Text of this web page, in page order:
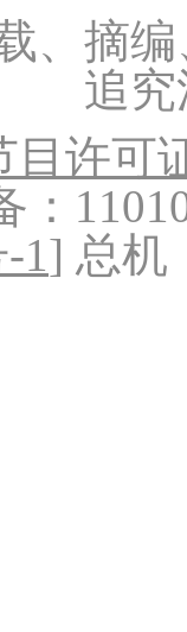
、摘
追
目许可
：
1] 总机